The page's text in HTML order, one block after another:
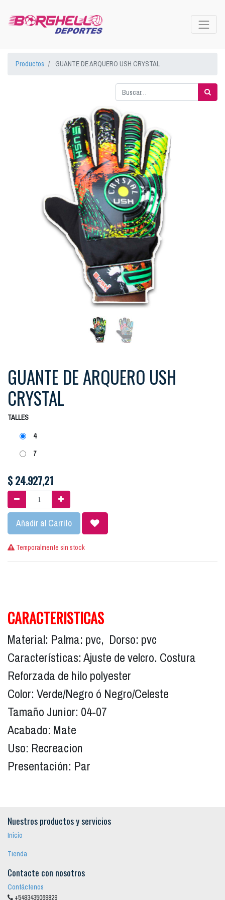
Productos GUANTE DE ARQUERO USH CRYSTAL
GUANTE DE ARQUERO USH
CRYSTAL
TALLES
4
7
$24.927,21
Añadir al Carrito
Temporalmente sin stock
CARACTERISTICAS
Material: Palma: pvc, Dorso: pvc
Características: Ajuste de velcro. Costura
Reforzada de hilo polyester
Color: Verde/Negro ó Negro/Celeste
Tamaño Junior: 04-07
Acabado: Mate
Uso: Recreacion
Presentación: Par
Nuestros productos y servicios
Inicio
Tienda
Contacte con nosotros
Contáctenos
+5493435069829